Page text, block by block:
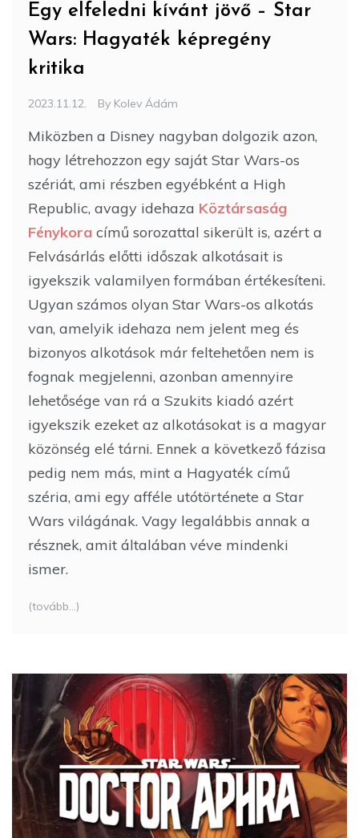
Egy elfeledni kívánt jövő – Star
Wars: Hagyaték képregény
kritika
2023.11.12. By Kolev Ádám
Miközben a Disney nagyban dolgozik azon,
hogy létrehozzon egy saját Star Wars-os
szériát, ami részben egyébként a High
Republic, avagy idehaza Köztársaság
Fénykora című sorozattal sikerült is, azért a
Felvásárlás előtti időszak alkotásait is
igyekszik valamilyen formában értékesíteni.
Ugyan számos olyan Star Wars-os alkotás
van, amelyik idehaza nem jelent meg és
bizonyos alkotások már feltehetően nem is
fognak megjelenni, azonban amennyire
lehetősége van rá a Szukits kiadó azért
igyekszik ezeket az alkotásokat is a magyar
közönség elé tárni. Ennek a következő fázisa
pedig nem más, mint a Hagyaték című
széria, ami egy afféle utótörténete a Star
Wars világának. Vagy legalábbis annak a
résznek, amit általában véve mindenki
ismer.
(tovább…)